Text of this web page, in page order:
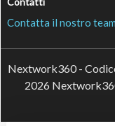
Contatta il nostro
Nextwork360 -
2026